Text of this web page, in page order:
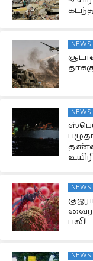
NEWS
NEWS
NEWS
பலி!
NEWS